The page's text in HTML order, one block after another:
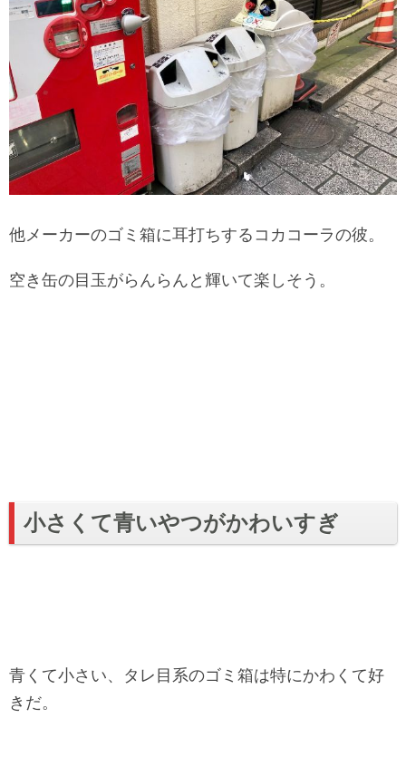
他メーカーのゴミ箱に耳打ちするコカコーラの彼。
空き缶の目玉がらんらんと輝いて楽しそう。
小さくて青いやつがかわいすぎ
青くて小さい、タレ目系のゴミ箱は特にかわくて好
きだ。